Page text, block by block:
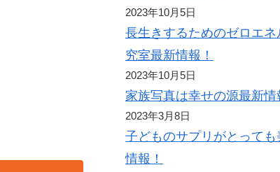
2023年10月5日
長生きするためのゼロエ
究室最新情報！
2023年10月5日
家族写真は幸せの源最新情
2023年3月8日
子どものサプリがとって
情報！